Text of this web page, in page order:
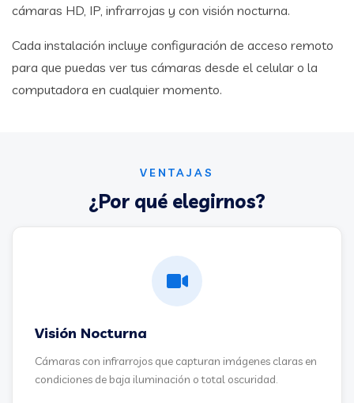
cámaras HD, IP, infrarrojas y con visión nocturna.
Cada instalación incluye configuración de acceso remoto
para que puedas ver tus cámaras desde el celular o la
computadora en cualquier momento.
VENTAJAS
¿Por qué elegirnos?
Visión Nocturna
Cámaras con infrarrojos que capturan imágenes claras en
condiciones de baja iluminación o total oscuridad.